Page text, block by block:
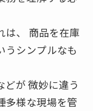
は、 商品を在庫
うシンプルなも
どが 微妙に違う
多様な現場を管